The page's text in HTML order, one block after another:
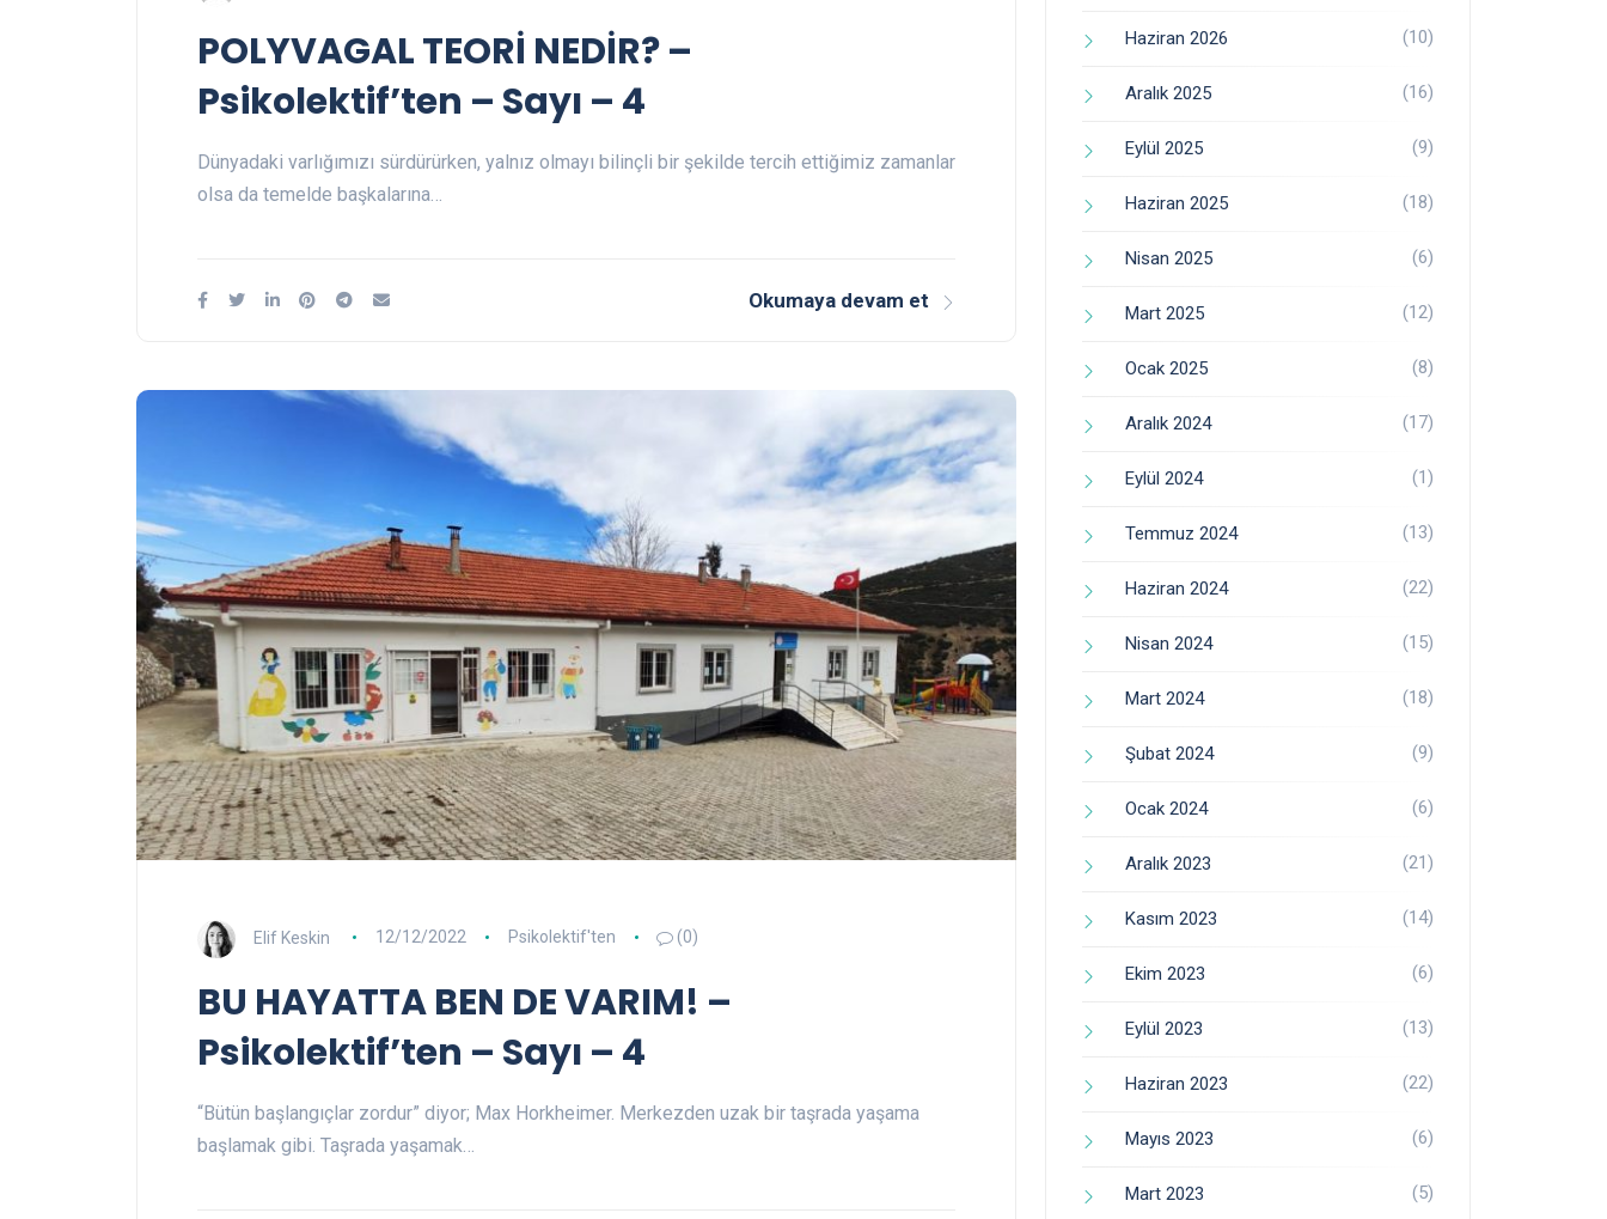
POLYVAGAL TEORİ NEDİR? –
Psikolektif’ten – Sayı – 4
Dünyadaki varlığımızı sürdürürken, yalnız olmayı bilinçli bir şekilde tercih ettiğimiz zamanlar
olsa da temelde başkalarına…
Okumaya devam et
Elif Keskin 12/12/2022 Psikolektif'ten (0)
BU HAYATTA BEN DE VARIM! –
Psikolektif’ten – Sayı – 4
“Bütün başlangıçlar zordur” diyor; Max Horkheimer. Merkezden uzak bir taşrada yaşama
başlamak gibi. Taşrada yaşamak…
Haziran 2026 (10)
Aralık 2025 (16)
Eylül 2025 (9)
Haziran 2025 (18)
Nisan 2025 (6)
Mart 2025 (12)
Ocak 2025 (8)
Aralık 2024 (17)
Eylül 2024 (1)
Temmuz 2024 (13)
Haziran 2024 (22)
Nisan 2024 (15)
Mart 2024 (18)
Şubat 2024 (9)
Ocak 2024 (6)
Aralık 2023 (21)
Kasım 2023 (14)
Ekim 2023 (6)
Eylül 2023 (13)
Haziran 2023 (22)
Mayıs 2023 (6)
Mart 2023 (5)